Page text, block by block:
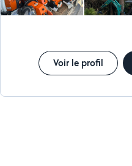
Voir le profil